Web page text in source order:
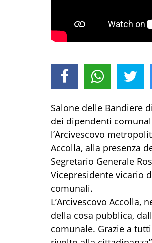
Salone delle Bandiere
dei dipendenti
l’Arcivescovo
Accolla, alla presenza
Segretario Generale
Vicepresidente vicario
comunali.
L’Arcivescovo Accolla,
della cosa pubblica,
comunale. Grazie a